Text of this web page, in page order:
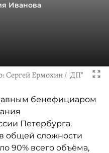
Иванова
Сергей Ермохин / "ДП"
бенефициаром
Петербурга.
общей сложности
90% всего объёма,